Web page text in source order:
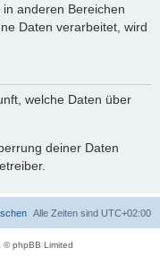
anderen Bereichen
Daten verarbeitet, wird
welche Daten über
deiner Daten
Alle Zeiten sind UTC+02:00
© phpBB Limited